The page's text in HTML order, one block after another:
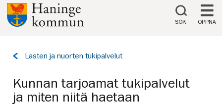
Till innehåll på sidan
SÖK ÖPPNA
Tillbaka
Lasten ja nuorten tukipalvelut
Kunnan tarjoamat tukipalvelut
ja miten niitä haetaan